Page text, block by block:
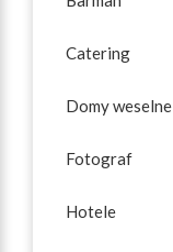
Catering
Domy weselne
Fotograf
Hotele